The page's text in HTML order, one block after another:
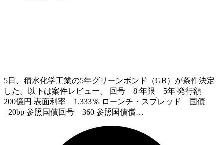
5日、積水化学工業の5年グリーンボンド（GB）が条件決定
した。以下は案件レビュー。 回号 8 年限 5年 発行額
200億円 表面利率 1.333％ ローンチ・スプレッド 国債
+20bp 参照国債回号 360 参照国債償…